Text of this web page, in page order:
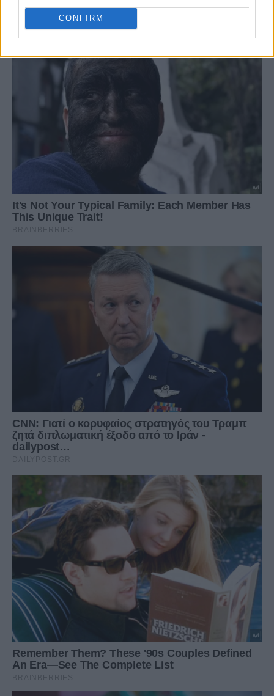
CONFIRM